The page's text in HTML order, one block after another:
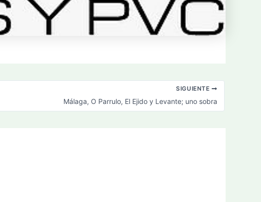
SIGUIENTE
Málaga, O Parrulo, El Ejido y Levante; uno sobra